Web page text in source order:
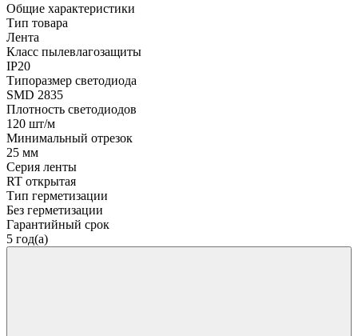
Общие характеристики
Тип товара
Лента
Класс пылевлагозащиты
IP20
Типоразмер светодиода
SMD 2835
Плотность светодиодов
120 шт/м
Минимальный отрезок
25 мм
Серия ленты
RT открытая
Тип герметизации
Без герметизации
Гарантийный срок
5 год(а)